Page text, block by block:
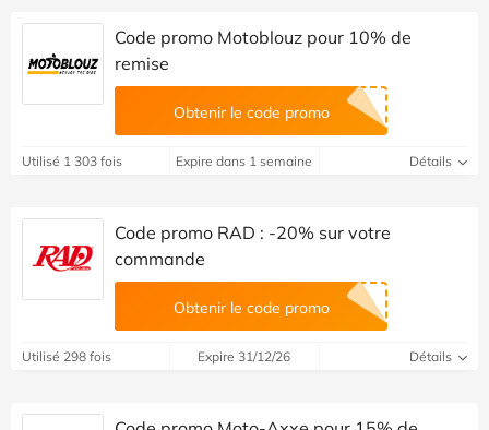
Code promo Motoblouz pour 10% de
remise
Obtenir le code promo
Utilisé 1 303 fois Expire dans 1 semaine Détails
Code promo RAD : -20% sur votre
commande
Obtenir le code promo
Utilisé 298 fois Expire 31/12/26 Détails